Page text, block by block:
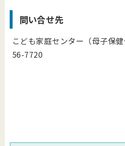
問い合せ先
こども家庭センター（母子保
56-7720